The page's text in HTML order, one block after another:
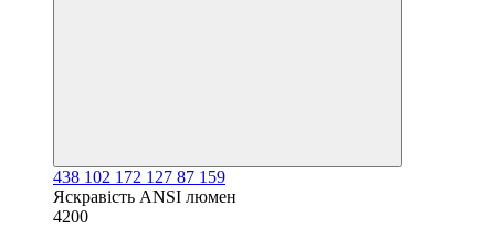
438 102 172 127 87 159
Яскравість ANSI люмен
4200